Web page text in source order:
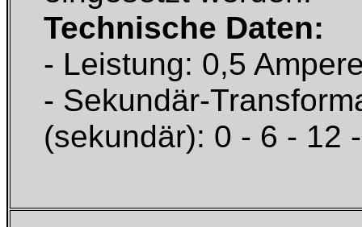
Technische Daten:
- Leistung: 0,5
- Sekundär-
(sekundär): 0 - 6 - 12